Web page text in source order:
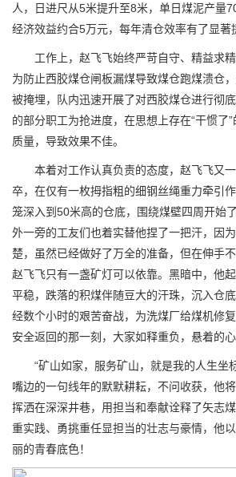
人，日进尺从5米提升至8米，单日煤泥产量
经济效益约合5万元，每年清仓效率有了显著
工作上，赵飞飞始终严苛自守、精益求精
为防止西胶煤仓闸板漏煤导致煤仓跑煤溃仓
被掩埋，队内迅速开展了对西胶煤仓进行彻
的部分职工为抢进度，在思想上存在“干惯了
质量，导致效果不佳。
本着对工作认真负责的态度，赵飞飞又一
卒，在仅有一枚拇指粗的细钢丝绳重力牵引
笼深入到50米高的仓底，围绕煤壁四周开始
外一旁的工友们也着实替他捏了一把汗，因
楚，虽然已经做好了万全的准备，但在伸手
赵飞飞只有一盏矿灯可以依靠。黑暗中，他
平稳，跌落的积煤伴随豆大的汗珠，沉入仓
经数个小时的艰苦奋战，为洗煤厂给煤机修
安全返回的那一刻，大家如释重负，悬着的心
“矿山如家，服务矿山，就是我的人生坐
嘴边的一句线年的默默耕耘，不问收获，他
挥洒在深深井巷，用担当和奉献诠释了矢志
重实践、勇挑重任显担当的壮志与豪情，他
丽的青春底色！